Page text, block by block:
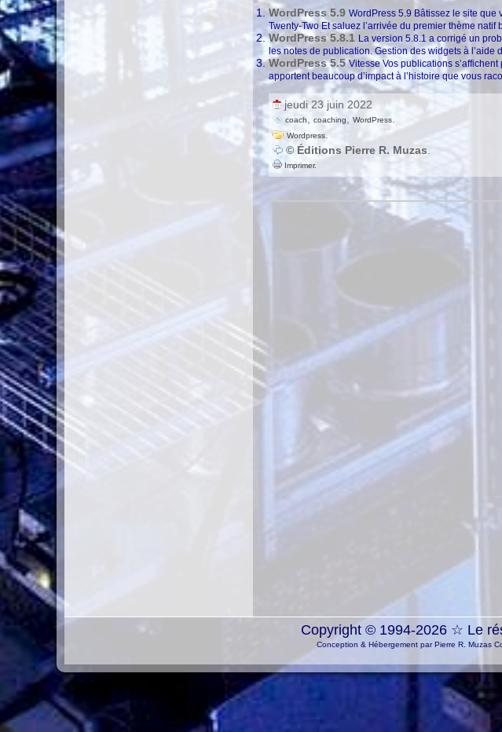
WordPress 5.9 WordPress 5.9 Bâtissez le site que
Twenty-Two Et saluez l’arrivée du premier thème natif
WordPress 5.8.1 La version 5.8.1 a corrigé un
les notes de publication. Gestion des widgets à l’aide
WordPress 5.5 Vitesse Vos publications
apportent beaucoup d’impact à l’histoire que vous
jeudi 23 juin 2022
coach coaching WordPress
Wordpress .
© Éditions Pierre R. Muzas
Imprimer.
Copyright © 1994-2026 ☆ Le
Conception & Hébergement par Pierre R. Muzas